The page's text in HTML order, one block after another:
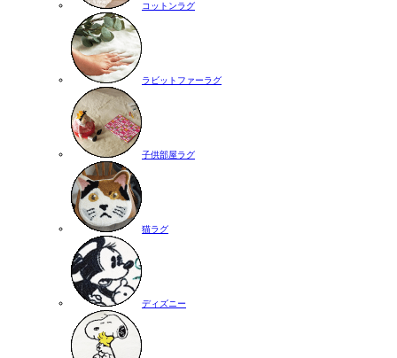
コットンラグ
ラビットファーラグ
子供部屋ラグ
猫ラグ
ディズニー